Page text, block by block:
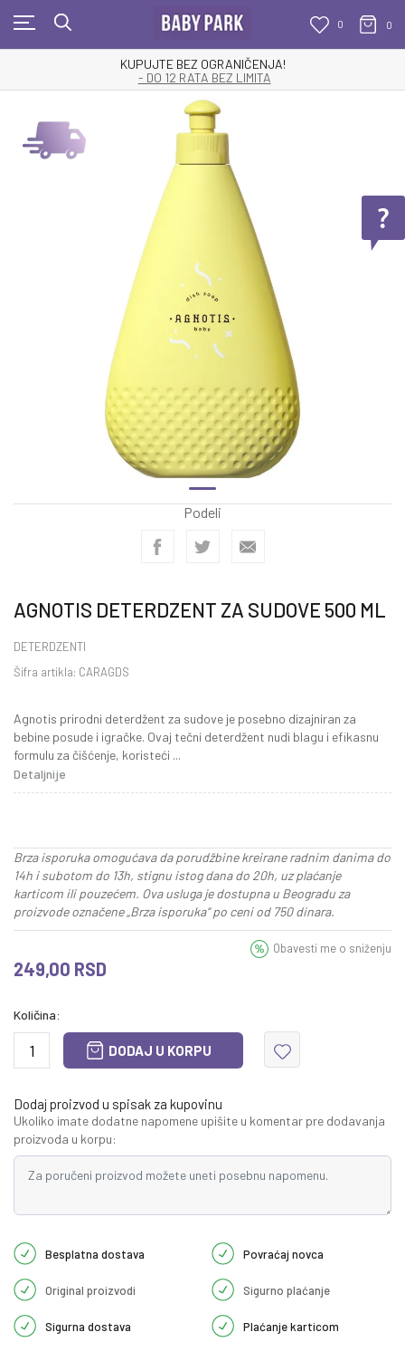
0 0
KUPUJTE BEZ OGRANIČENJA!
- DO 12 RATA BEZ LIMITA
Podeli
AGNOTIS DETERDZENT ZA SUDOVE 500 ML
DETERDZENTI
Šifra artikla: CARAGDS
Agnotis prirodni deterdžent za sudove je posebno dizajniran za
bebine posude i igračke. Ovaj tečni deterdžent nudi blagu i efikasnu
formulu za čišćenje, koristeći ...
Detaljnije
Brza isporuka omogućava da porudžbine kreirane radnim danima do
14h i subotom do 13h, stignu istog dana do 20h, uz plaćanje
karticom ili pouzećem. Ova usluga je dostupna u Beogradu za
proizvode označene „Brza isporuka“ po ceni od 750 dinara.
249,00 RSD
Obavesti me o sniženju
Količina:
DODAJ U KORPU
Dodaj proizvod u spisak za kupovinu
Ukoliko imate dodatne napomene upišite u komentar pre dodavanja
proizvoda u korpu:
Besplatna dostava Povraćaj novca
Original proizvodi Sigurno plaćanje
Sigurna dostava Plaćanje karticom